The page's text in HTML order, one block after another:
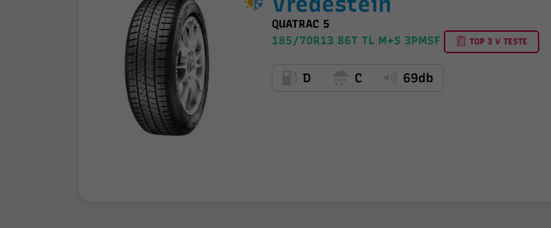
QUATRAC 5
185/70R13 86T TL M+S 3PMSF
TOP 3 V TESTE
D C 69db